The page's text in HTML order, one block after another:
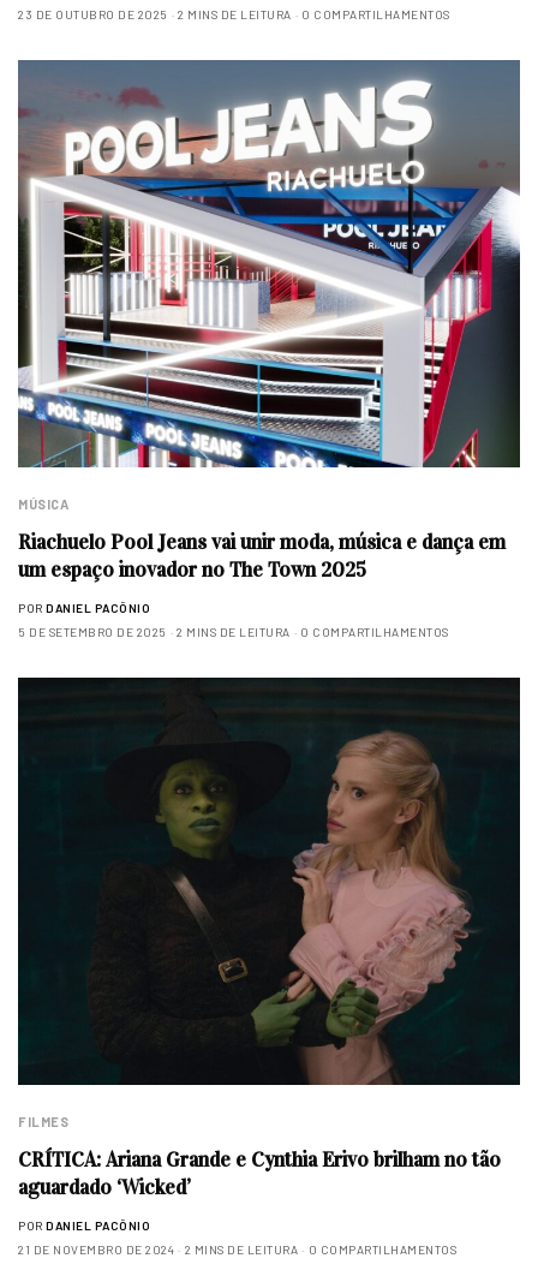
23 DE OUTUBRO DE 2025
2 MINS DE LEITURA 0 COMPARTILHAMENTOS
MÚSICA
Riachuelo Pool Jeans vai unir moda, música e dança em
um espaço inovador no The Town 2025
POR DANIEL PACÔNIO
5 DE SETEMBRO DE 2025
2 MINS DE LEITURA 0 COMPARTILHAMENTOS
FILMES
CRÍTICA: Ariana Grande e Cynthia Erivo brilham no tão
aguardado ‘Wicked’
POR DANIEL PACÔNIO
21 DE NOVEMBRO DE 2024
2 MINS DE LEITURA 0 COMPARTILHAMENTOS